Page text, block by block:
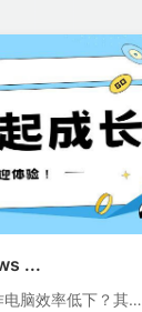
...
电脑效率低下？其实